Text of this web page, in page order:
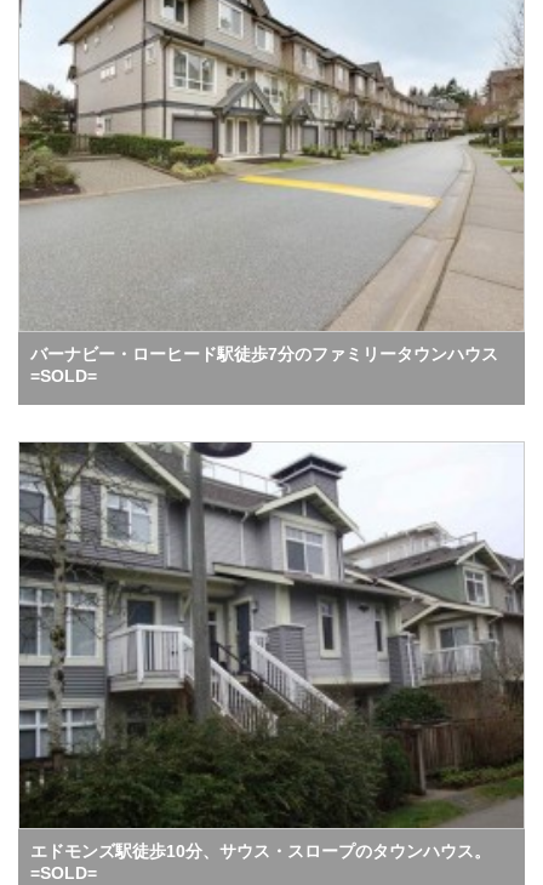
バーナビー・ローヒード駅徒歩7分のファミリータウンハウス
=SOLD=
エドモンズ駅徒歩10分、サウス・スロープのタウンハウス。
=SOLD=